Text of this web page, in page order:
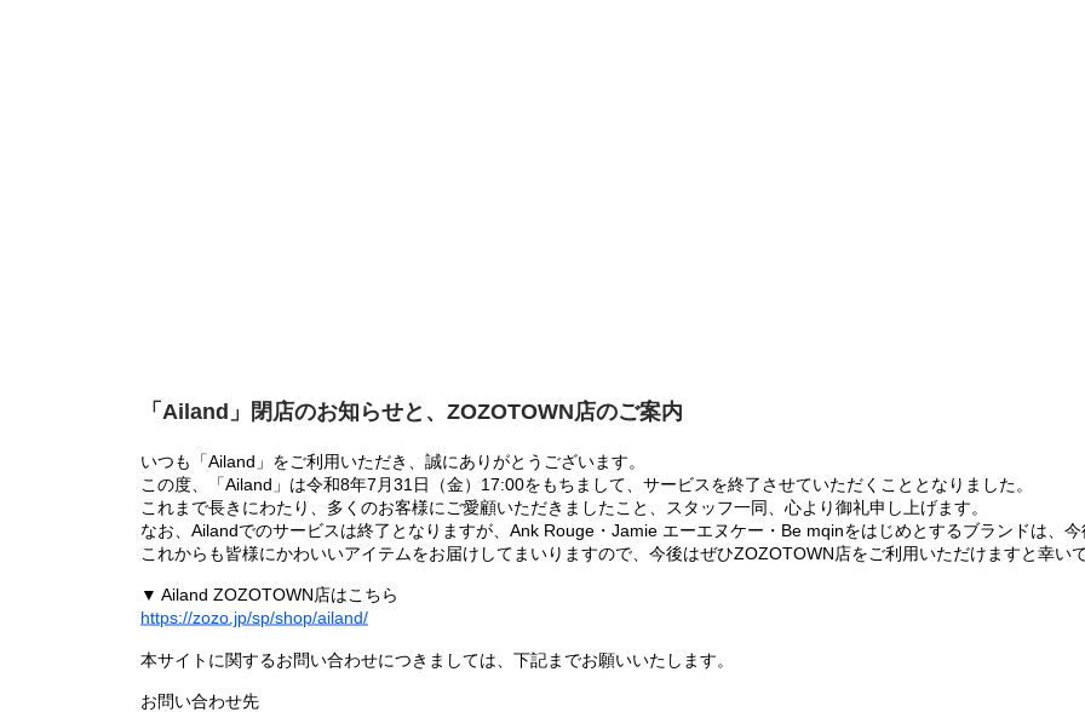
「Ailand」閉店のお知らせと、ZOZOTOWN店のご案内
いつも「Ailand」をご利用いただき、誠にありがとうございます。
この度、「Ailand」は令和8年7月31日（金）17:00をもちまして、サービスを終了させていただくこととなりました。
これまで長きにわたり、多くのお客様にご愛顧いただきましたこと、スタッフ一同、心より御礼申し上げます。
なお、Ailandでのサービスは終了となりますが、Ank Rouge・Jamie エーエヌケー・Be mqinをはじめとするブランドは、
これからも皆様にかわいいアイテムをお届けしてまいりますので、今後はぜひZOZOTOWN店をご利用いただけますと幸いで
▼ Ailand ZOZOTOWN店はこちら
https://zozo.jp/sp/shop/ailand/
本サイトに関するお問い合わせにつきましては、下記までお願いいたします。
お問い合わせ先